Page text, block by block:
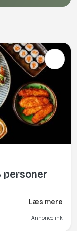
personer
Læs mere
Annoncelink